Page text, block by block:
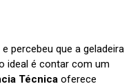
percebeu que a geladeira
ideal é contar com um
Técnica oferece